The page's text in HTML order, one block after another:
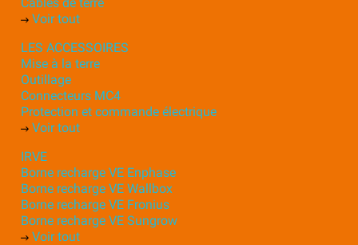
Voir tout
LES ACCESSOIRES
Mise à la terre
Outillage
Connecteurs MC4
Protection et commande électrique
Voir tout
IRVE
Borne recharge VE Enphase
Borne recharge VE Wallbox
Borne recharge VE Fronius
Borne recharge VE Sungrow
Voir tout